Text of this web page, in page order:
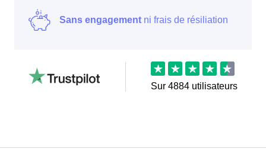
Sans engagement ni frais de résiliation
Sur 4884 utilisateurs